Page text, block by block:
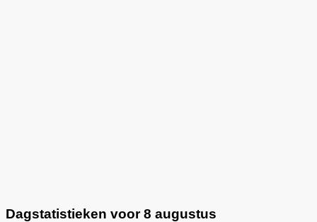
Dagstatistieken voor 8 augustus